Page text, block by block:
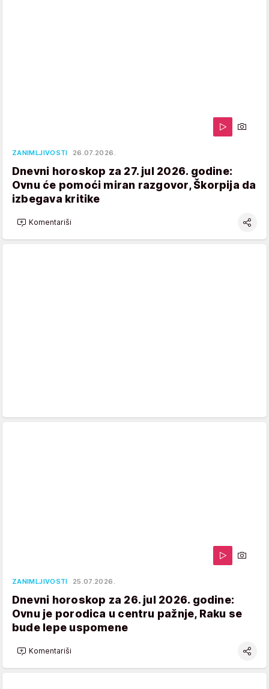
ZANIMLJIVOSTI 26.07.2026.
Dnevni horoskop za 27. jul 2026. godine:
Ovnu će pomoći miran razgovor, Škorpija da
izbegava kritike
Komentariši
ZANIMLJIVOSTI 25.07.2026.
Dnevni horoskop za 26. jul 2026. godine:
Ovnu je porodica u centru pažnje, Raku se
bude lepe uspomene
Komentariši